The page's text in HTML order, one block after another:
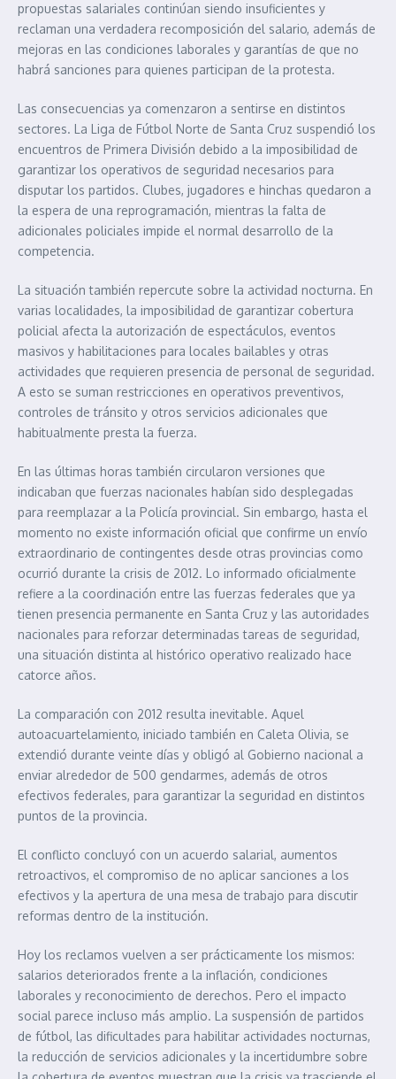
propuestas salariales continúan siendo insuficientes y
reclaman una verdadera recomposición del salario, además de
mejoras en las condiciones laborales y garantías de que no
habrá sanciones para quienes participan de la protesta.
Las consecuencias ya comenzaron a sentirse en distintos
sectores. La Liga de Fútbol Norte de Santa Cruz suspendió los
encuentros de Primera División debido a la imposibilidad de
garantizar los operativos de seguridad necesarios para
disputar los partidos. Clubes, jugadores e hinchas quedaron a
la espera de una reprogramación, mientras la falta de
adicionales policiales impide el normal desarrollo de la
competencia.
La situación también repercute sobre la actividad nocturna. En
varias localidades, la imposibilidad de garantizar cobertura
policial afecta la autorización de espectáculos, eventos
masivos y habilitaciones para locales bailables y otras
actividades que requieren presencia de personal de seguridad.
A esto se suman restricciones en operativos preventivos,
controles de tránsito y otros servicios adicionales que
habitualmente presta la fuerza.
En las últimas horas también circularon versiones que
indicaban que fuerzas nacionales habían sido desplegadas
para reemplazar a la Policía provincial. Sin embargo, hasta el
momento no existe información oficial que confirme un envío
extraordinario de contingentes desde otras provincias como
ocurrió durante la crisis de 2012. Lo informado oficialmente
refiere a la coordinación entre las fuerzas federales que ya
tienen presencia permanente en Santa Cruz y las autoridades
nacionales para reforzar determinadas tareas de seguridad,
una situación distinta al histórico operativo realizado hace
catorce años.
La comparación con 2012 resulta inevitable. Aquel
autoacuartelamiento, iniciado también en Caleta Olivia, se
extendió durante veinte días y obligó al Gobierno nacional a
enviar alrededor de 500 gendarmes, además de otros
efectivos federales, para garantizar la seguridad en distintos
puntos de la provincia.
El conflicto concluyó con un acuerdo salarial, aumentos
retroactivos, el compromiso de no aplicar sanciones a los
efectivos y la apertura de una mesa de trabajo para discutir
reformas dentro de la institución.
Hoy los reclamos vuelven a ser prácticamente los mismos:
salarios deteriorados frente a la inflación, condiciones
laborales y reconocimiento de derechos. Pero el impacto
social parece incluso más amplio. La suspensión de partidos
de fútbol, las dificultades para habilitar actividades nocturnas,
la reducción de servicios adicionales y la incertidumbre sobre